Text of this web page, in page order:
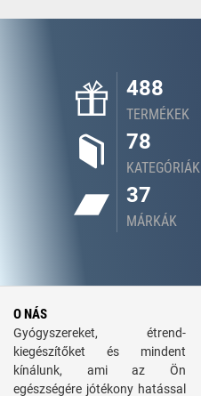
488
TERMÉKEK
78
KATEGÓRIÁK
37
MÁRKÁK
O NÁS
Gyógyszereket, étrend-
kiegészítőket és mindent
kínálunk, ami az Ön
egészségére jótékony hatással